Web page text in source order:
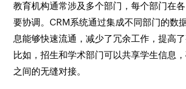
教育机构通常涉及多个部门，每个部门在
要协调。CRM系统通过集成不同部门的数
息能够快速流通，减少了冗余工作，提高了
比如，招生和学术部门可以共享学生信息
之间的无缝对接。